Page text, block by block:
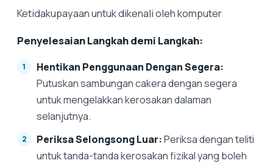
Ketidakupayaan untuk dikenali oleh komputer
Penyelesaian Langkah demi Langkah:
Hentikan Penggunaan Dengan Segera:
Putuskan sambungan cakera dengan segera
untuk mengelakkan kerosakan dalaman
selanjutnya.
Periksa Selongsong Luar:Periksa dengan teliti
untuk tanda-tanda kerosakan fizikal yang boleh